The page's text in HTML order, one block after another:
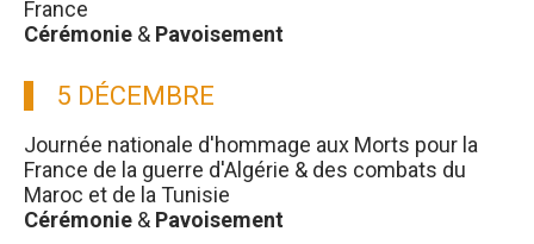
France
Cérémonie & Pavoisement
5 DÉCEMBRE
Journée nationale d'hommage aux Morts pour la
France de la guerre d'Algérie & des combats du
Maroc et de la Tunisie
Cérémonie & Pavoisement